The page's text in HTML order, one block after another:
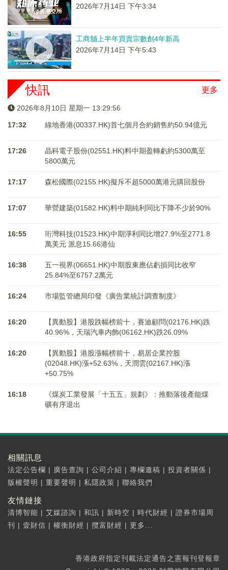
2026年7月14日 下午3:34
工商舖上半年買賣宗數創4年新高
2026年7月14日 下午5:43
更多
快訊
2026年8月10日 星期一 13:29:57
17:32 綠地香港(00337.HK)首七個月合約銷售約50.94億元
17:26
晶科電子股份(02551.HK)料中期盈轉虧約5300萬至
5800萬元
17:17 森松國際(02155.HK)擬斥不超5000萬港元購回股份
17:07 華營建築(01582.HK)料中期純利同比下降不少於90%
16:55
珩灣科技(01523.HK)中期淨利同比增27.9%至2771.8
萬美元 派息15.66港仙
16:38
五一視界(06651.HK)中期股東應佔虧損同比收窄
25.84%至6757.2萬元
16:24 市場監管總局印發《廣告業統計調查制度》
16:20
【異動股】港股跌幅榜前十，賽迪顧問(02176.HK)跌
40.96%，天瑞汽車内飾(06162.HK)跌26.09%
16:20
【異動股】港股漲幅榜前十，易居企業控股
(02048.HK)漲+52.63%，天潤雲(02167.HK)漲
+50.75%
16:18
《煤炭工業發展「十五五」規劃》：推動落後產能煤
礦有序退出
相關訊息
法定公告欄 | 廣告查詢 | 公司介紹 | 專欄邀稿 | 投資者關係 |
版權聲明 | 重要聲明 | 私隱政策 | 聯絡我們
友情鏈接
清博智能 | 艾媒諮詢 | 和訊 | 新時空 | 時代財經 | 證券市場周
刊
| 壹財信 | 權衡財經 | 攬富財經 | 更多...
香港政府指定刊載法定通告之憲報刊登報章